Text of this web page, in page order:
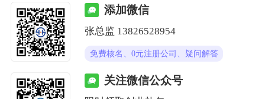
添加微信
张总监 13826528954
免费核名、0元注册公司、疑问解答
关注微信公众号